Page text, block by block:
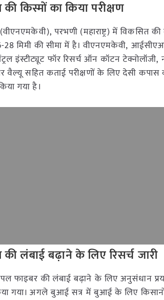
किस्मों का किया परीक्षण
(वीएनएमकेवी), परभणी (महाराष्ट्र) में
मिमी की सीमा में है। वीएनएमकेवी,
इंस्टीट्यूट फॉर रिसर्च ऑन कॉटन
वैल्यू सहित कताई परीक्षणों के लिए देसी कपास
गया है।
लंबाई बढ़ाने के लिए रिसर्च जारी
फाइबर की लंबाई बढ़ाने के लिए अनुसंधान
गया। अगले बुआई सत्र में बुआई के लिए किसानों